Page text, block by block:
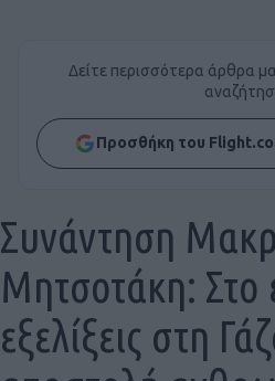
Δείτε περισσότερα άρθρα
Προσθήκη του
Συνάντηση
Μητσοτάκη: Στο
εξελίξεις στη